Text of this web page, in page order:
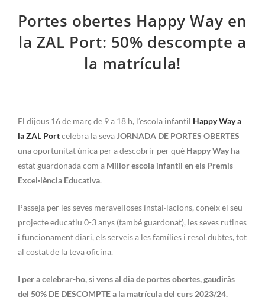
Portes obertes Happy Way en
la ZAL Port: 50% descompte a
la matrícula!
El dijous 16 de març de 9 a 18 h, l’escola infantil Happy Way a
la ZAL Portcelebra la seva JORNADA DE PORTES OBERTES
una oportunitat única per a descobrir per què Happy Way ha
estat guardonada com a Millor escola infantil en els Premis
Excel·lència Educativa.
Passeja per les seves meravelloses instal·lacions, coneix el seu
projecte educatiu 0-3 anys (també guardonat), les seves rutines
i funcionament diari, els serveis a les famílies i resol dubtes, tot
al costat de la teva oficina.
I per a celebrar-ho, si vens al dia de portes obertes, gaudiràs
del 50% DE DESCOMPTE a la matrícula del curs 2023/24.